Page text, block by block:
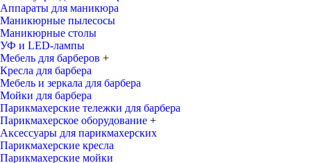
Аппараты для маникюра
Маникюрные пылесосы
Маникюрные столы
УФ и LED-лампы
Мебель для барберов +
Кресла для барбера
Мебель и зеркала для барбера
Мойки для барбера
Парикмахерские тележки для барбера
Парикмахерское оборудование +
Аксессуары для парикмахерских
Парикмахерские кресла
Парикмахерские мойки